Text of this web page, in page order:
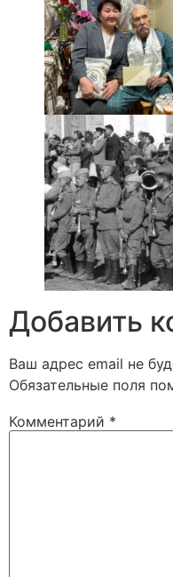
Добавить
Ваш адрес email не
Обязательные поля
Комментарий *